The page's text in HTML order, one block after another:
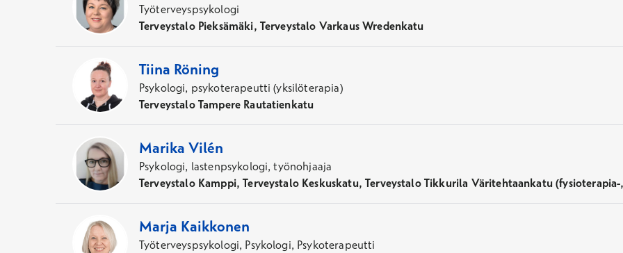
Työterveyspsykologi
Terveystalo Pieksämäki, Terveystalo Varkaus Wredenkatu
Tiina Röning
Psykologi, psykoterapeutti (yksilöterapia)
Terveystalo Tampere Rautatienkatu
Marika Vilén
Psykologi, lastenpsykologi, työnohjaaja
Terveystalo Kamppi, Terveystalo Keskuskatu, Terveystalo Tikkurila Väritehtaankatu
Marja Kaikkonen
Työterveyspsykologi, Psykologi, Psykoterapeutti